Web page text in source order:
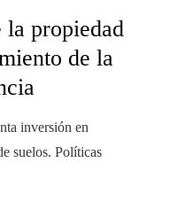
la propiedad
de la
inversión en
suelos. Políticas